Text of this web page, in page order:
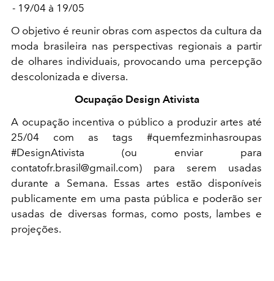
- 19/04 à 19/05
O objetivo é reunir obras com aspectos da cultura da
moda brasileira nas perspectivas regionais a partir
de olhares individuais, provocando uma percepção
descolonizada e diversa.
Ocupação Design Ativista
A ocupação incentiva o público a produzir artes até
25/04 com as tags #quemfezminhasroupas
#DesignAtivista (ou enviar para
contatofr.brasil@gmail.com) para serem usadas
durante a Semana. Essas artes estão disponíveis
publicamente em uma pasta pública e poderão ser
usadas de diversas formas, como posts, lambes e
projeções.